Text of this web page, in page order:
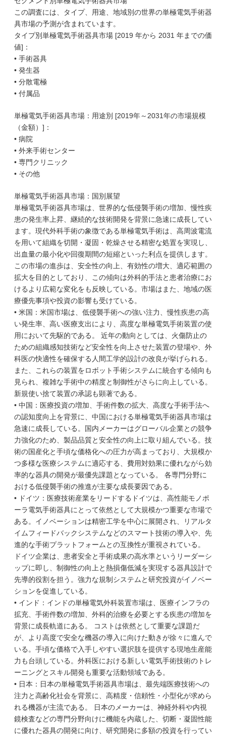
この調査には、タイプ、用途、地域別の世界の単極電気手術器
具市場の予測が含まれています。
タイプ別単極電気手術器具市場 [2019 年から 2031 年までの価
値]：
• 手術器具
• 発生器
• 分散電極
• 付属品
単極電気手術器具市場：用途別 [2019年～2031年の市場規模
（金額）]：
• 病院
• 外来手術センター
• 専門クリニック
• その他
単極電気手術器具市場：国別展望
単極電気手術器具市場は、世界的な低侵襲手術の増加、慢性疾
患の発生率上昇、継続的な技術開発を背景に急速に成長してい
ます。現代外科手術の象徴である単極電気手術は、高周波電流
を用いて組織を切開・凝固・乾燥させる精密な処置を実現し、
出血量の最小化や回復期間の短縮といった利点を提供します。
この市場の進歩は、安全性の向上、有効性の増大、適応範囲の
拡大を目的としており、この傾向は外科的手法と患者治療にお
けるより広範な変化をも反映している。市場はまた、地域の医
療優先事項や投資の影響も受けている。
• 米国：米国市場は、低侵襲手術への強い注力、慢性疾患の高
い発生率、高い医療支出により、高度な単極電気手術装置の使
用において先駆的である。 近年の動向としては、火傷防止の
ための組織感知技術など安全性を向上させた装置の登場や、外
科医の快適性を確保する人間工学的設計の改良が挙げられる。
また、これらの装置をロボット手術システムに統合する傾向も
見られ、複雑な手術中の精度と制御性がさらに向上している。
新規使い捨て装置の承認も顕著である。
• 中国：医療投資の増加、手術件数の拡大、高度な手術手法へ
の認知度向上を背景に、中国における単極電気手術器具市場は
急速に成長している。国内メーカーはグローバル企業との競争
力強化のため、製品品質と安全性の向上に取り組んでいる。技
術の国産化と手頃な価格化への圧力が高まっており、大規模か
つ多様な医療システムに適応する、費用対効果に優れながら効
率的な器具の開発が最優先課題となっている。 各専門分野に
おける低侵襲手術の推進が主要な成長要因である。
• ドイツ：医療技術産業をリードするドイツは、高性能モノポ
ーラ電気手術器具にとって依然として大規模かつ重要な市場で
ある。イノベーションは精密工学を中心に展開され、リアルタ
イムフィードバックシステムなどのスマート技術の導入や、先
進的な手術プラットフォームとの互換性が重視されている。
ドイツ企業は、患者安全と手術成果の高水準というリーダーシ
ップに即し、制御性の向上と熱損傷低減を実現する器具設計で
先導的役割を担う。強力な規制システムと研究投資がイノベー
ションを促進している。
• インド：インドの単極電気外科装置市場は、医療インフラの
拡充、手術件数の増加、外科的治療を必要とする疾患の増加を
背景に成長軌道にある。 コストは依然として重要な課題だ
が、より高度で安全な機器の導入に向けた動きが徐々に進んで
いる。手頃な価格で入手しやすい選択肢を提供する現地生産能
力も台頭している。外科医における新しい電気手術技術のトレ
ーニングとスキル開発も重要な活動領域である。
• 日本：日本の単極電気手術器具市場は、最先端医療技術への
注力と高齢化社会を背景に、高精度・信頼性・小型化が求めら
れる機器が主流である。 日本のメーカーは、神経外科や内視
鏡検査などの専門分野向けに機能を内蔵した、切断・凝固性能
に優れた器具の開発に向け、研究開発に多額の投資を行ってい